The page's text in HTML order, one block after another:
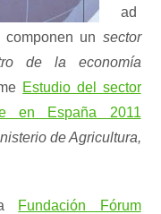
ad
un sector
de la economía
Estudio del sector
en España 2011
de Agricultura,
Fundación Fórum